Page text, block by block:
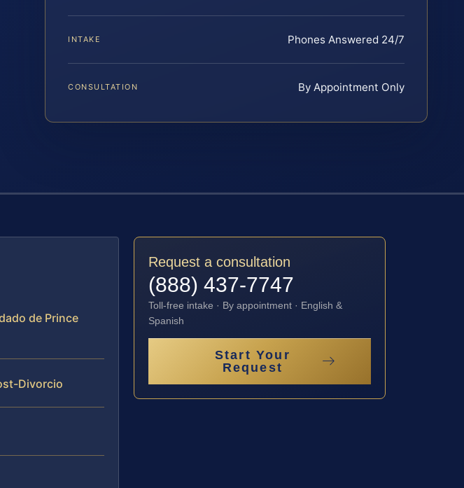
INTAKE Phones Answered 24/7
CONSULTATION By Appointment Only
de Prince
Divorcio
Request a consultation
(888) 437-7747
Toll-free intake · By appointment · English &
Spanish
Start Your
Request